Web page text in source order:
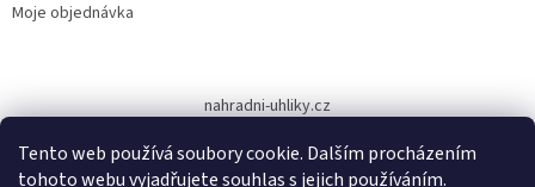
Tento web používá soubory cookie. Dalším procházením
tohoto webu vyjadřujete souhlas s jejich používáním.
Moje objednávka
nahradni-uhliky.cz